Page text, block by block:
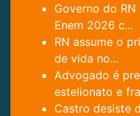
Governo do
Enem 2026 c...
RN assume o
de vida no...
Advogado é
estelionato e
Castro desiste